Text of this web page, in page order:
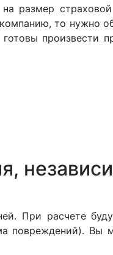
на размер
то нужно
произвести
При расчете
Вы